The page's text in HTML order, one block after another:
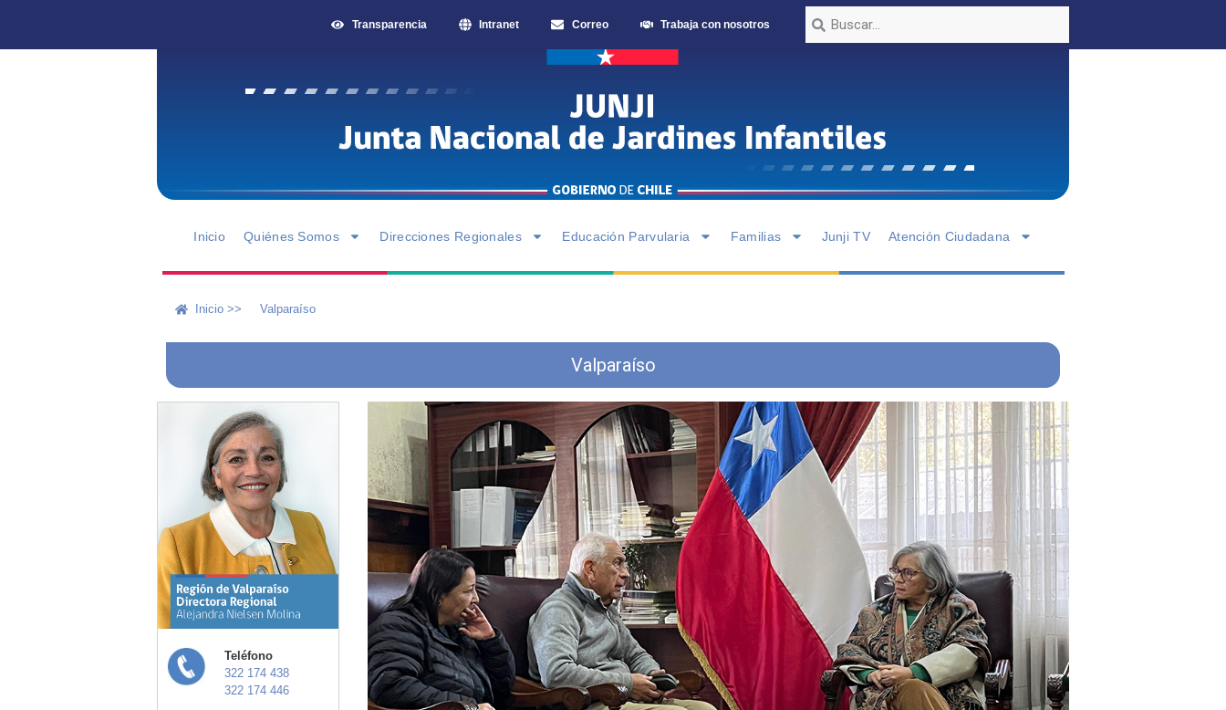
Transparencia Intranet Correo Trabaja con nosotros
Inicio Quiénes Somos Direcciones Regionales Educación Parvularia Familias Junji TV Atención Ciudadana
Inicio >> Valparaíso
Valparaíso
Teléfono
322 174 438
322 174 446